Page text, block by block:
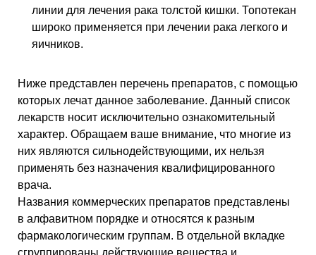
линии для лечения рака толстой кишки. Топотекан
широко применяется при лечении рака легкого и
яичников.
Ниже представлен перечень препаратов, с помощью
которых лечат данное заболевание. Данный список
лекарств носит исключительно ознакомительный
характер. Обращаем ваше внимание, что многие из
них являются сильнодействующими, их нельзя
применять без назначения квалифицированного
врача.
Названия коммерческих препаратов представлены
в алфавитном порядке и относятся к разным
фармакологическим группам. В отдельной вкладке
сгруппированы действующие вещества и